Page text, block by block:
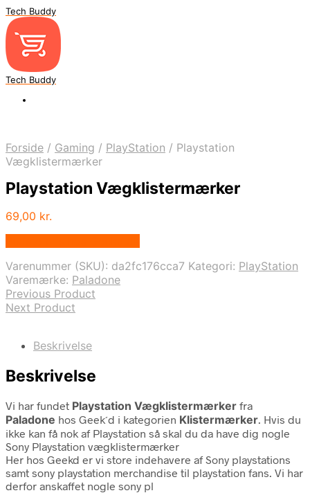
Tech Buddy
Tech Buddy
Forside / Gaming / PlayStation / Playstation
Vægklistermærker
Playstation Vægklistermærker
69,00 kr.
Varenummer (SKU): da2fc176cca7 Kategori: PlayStation
Varemærke: Paladone
Previous Product
Next Product
Beskrivelse
Beskrivelse
Vi har fundet Playstation Vægklistermærker fra
Paladone hos Geek´d i kategorien Klistermærker. Hvis du
ikke kan få nok af Playstation så skal du da have dig nogle
Sony Playstation vægklistermærker
Her hos Geekd er vi store indehavere af Sony playstations
samt sony playstation merchandise til playstation fans. Vi har
derfor anskaffet nogle sony pl